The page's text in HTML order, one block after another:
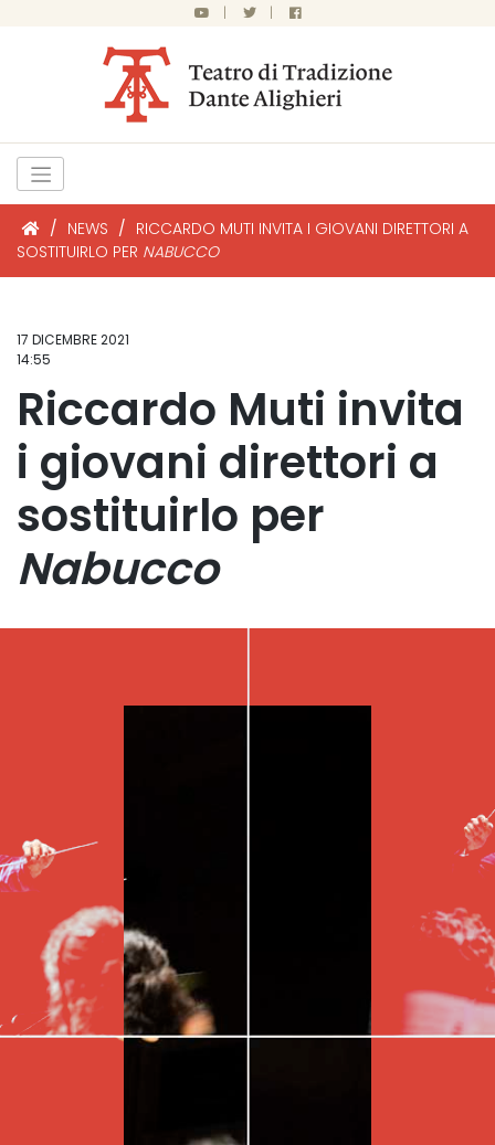
| |
/ NEWS / RICCARDO MUTI INVITA I GIOVANI DIRETTORI A
SOSTITUIRLO PER NABUCCO
17 DICEMBRE 2021
14:55
Riccardo Muti invita
i giovani direttori a
sostituirlo per
Nabucco